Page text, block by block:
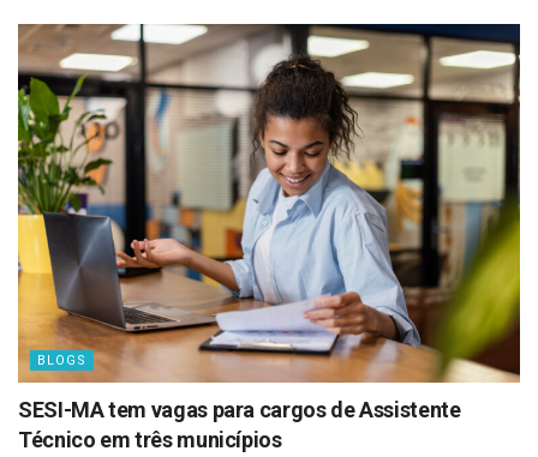
BLOGS
SESI-MA tem vagas para cargos de Assistente
Técnico em três municípios